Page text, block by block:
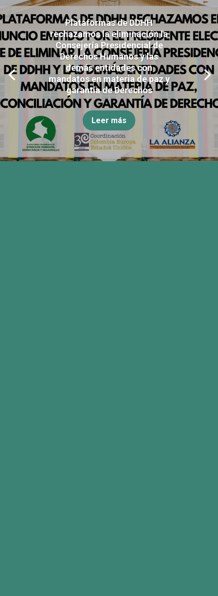
Plataformas de DDHH
rechazamos la eliminación la
Consejería Presidencial de
Derechos Humanos y las
demás entidades con
mandatos en materia de paz y
garantía de Derechos
Leer más